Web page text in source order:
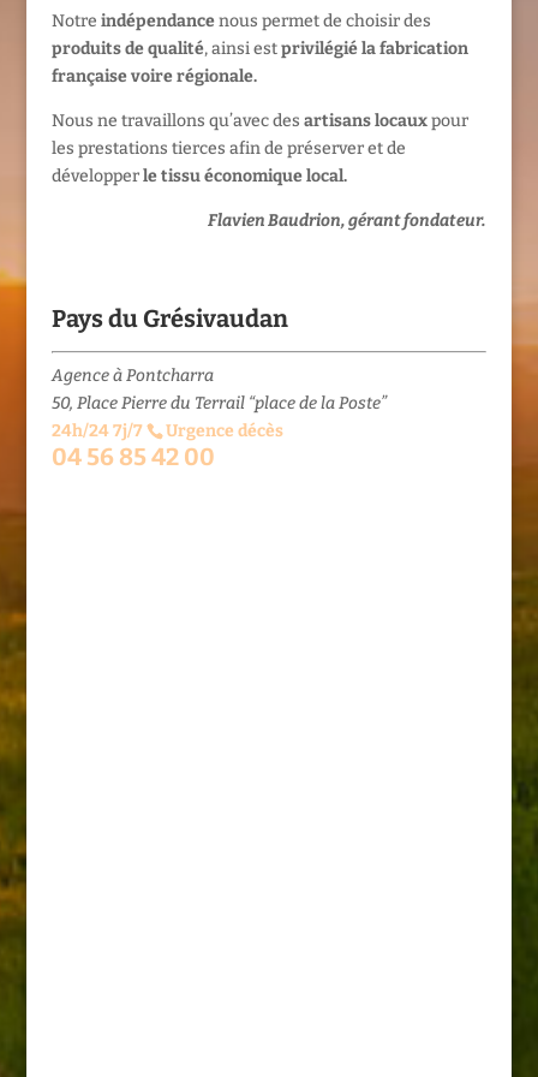
Notre indépendancenous permet de choisir des
produits de qualité, ainsi estprivilégié la fabrication
française voire régionale.
Nous ne travaillons qu’avec des artisans locauxpour
les prestations tierces afin de préserver et de
développerle tissu économique local.
Flavien Baudrion, gérant fondateur.
Pays du Grésivaudan
Agence à Pontcharra
50, Place Pierre du Terrail “place de la Poste”
24h/24 7j/7
Urgence décès
04 56 85 42 00